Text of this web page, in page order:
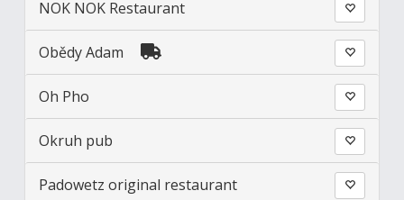
NOK NOK Restaurant
Obědy Adam
Oh Pho
Okruh pub
Padowetz original restaurant